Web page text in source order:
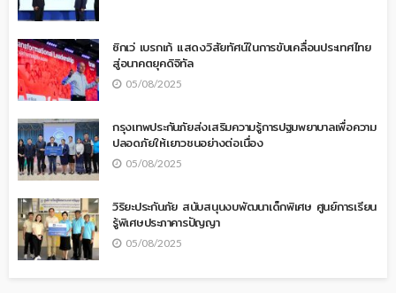
ซิกเว่ เบรกเก้ แสดงวิสัยทัศน์ในการขับเคลื่อนประเทศไทย
สู่อนาคตยุคดิจิทัล
05/08/2025
กรุงเทพประกันภัยส่งเสริมความรู้การปฐมพยาบาลเพื่อความ
ปลอดภัยให้เยาวชนอย่างต่อเนื่อง
05/08/2025
วิริยะประกันภัย สนับสนุนงบพัฒนาเด็กพิเศษ ศูนย์การเรียน
รู้พิเศษประภาคารปัญญา
05/08/2025